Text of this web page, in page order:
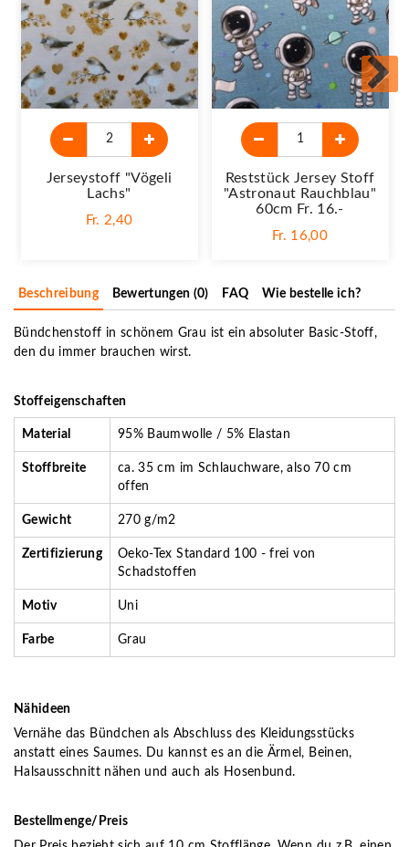
Jerseystoff "Vögeli
Lachs"
Fr. 2,40
Reststück Jersey Stoff
"Astronaut Rauchblau"
60cm Fr. 16.-
Fr. 16,00
Beschreibung Bewertungen (0) FAQ Wie bestelle ich?
Bündchenstoff in schönem Grau ist ein absoluter Basic-Stoff,
den du immer brauchen wirst.
Stoffeigenschaften
Material 95% Baumwolle / 5% Elastan
Stoffbreite
ca. 35 cm im Schlauchware, also 70 cm
offen
Gewicht 270 g/m2
Zertifizierung
Oeko-Tex Standard 100 - frei von
Schadstoffen
Motiv Uni
Farbe Grau
Nähideen
Vernähe das Bündchen als Abschluss des Kleidungsstücks
anstatt eines Saumes. Du kannst es an die Ärmel, Beinen,
Halsausschnitt nähen und auch als Hosenbund.
Bestellmenge/Preis